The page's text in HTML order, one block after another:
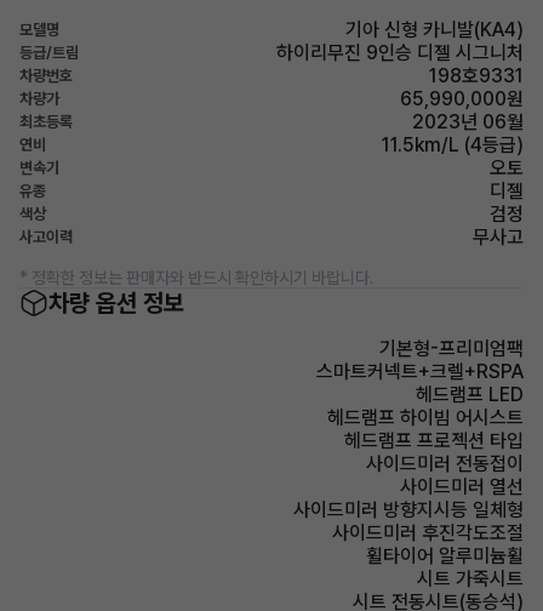
모델명 기아 신형 카니발(KA4)
등급/트림 하이리무진 9인승 디젤 시그니처
차량번호 198호9331
차량가 65,990,000원
최초등록 2023년 06월
연비 11.5km/L (4등급)
변속기 오토
유종 디젤
색상 검정
사고이력 무사고
* 정확한 정보는 판매자와 반드시 확인하시기 바랍니다.
차량 옵션 정보
기본형-프리미엄팩
스마트커넥트+크렐+RSPA
헤드램프 LED
헤드램프 하이빔 어시스트
헤드램프 프로젝션 타입
사이드미러 전동접이
사이드미러 열선
사이드미러 방향지시등 일체형
사이드미러 후진각도조절
휠타이어 알루미늄휠
시트 가죽시트
시트 전동시트(동승석)